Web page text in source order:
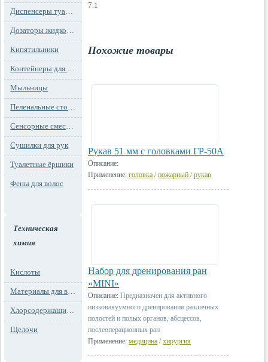
Диспенсеры туалетной бумаги
Дозаторы жидкого мыла
Кипятильники
Контейнеры для мусора
Мыльницы
Пеленальные столы и детские сидения
Сенсорные смесители
Сушилки для рук
Туалетные ёршики
Фены для волос
Техническая
химия
Кислоты
Материалы для водоподготовки
Хлорсодержащие препараты
Щелочи
7.1
Похожие товары
Рукав 51 мм с головками ГР-50А
Описание:
Применение: головка /пожарный /рукав
Набор для дренирования ран
«MINI»
Описание: Предназначен для активного
низковакуумного дренирования различных
полостей и полых органов, абсцессов,
послеоперационных ран
Применение: медицина /хирургия